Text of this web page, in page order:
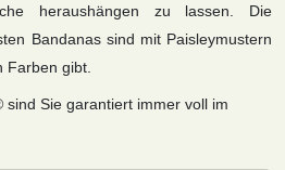
heraushängen zu lassen. Die
Bandanas sind mit Paisleymustern
Farben gibt.
Sie garantiert immer voll im